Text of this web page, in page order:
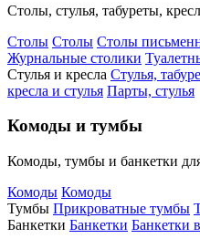
Столы, стулья, табуреты,
Столы Столы Столы
Журнальные столики
Стулья и кресла Стулья,
кресла и стулья Парты, стулья
Комоды и тумбы
Комоды, тумбы и банкетки
Комоды Комоды
Тумбы Прикроватные тумбы
Банкетки Банкетки Банкетки